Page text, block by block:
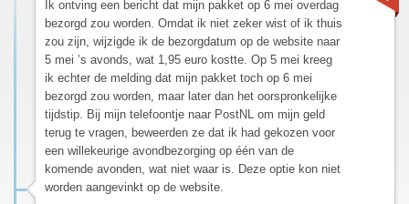
Ik ontving een bericht dat mijn pakket op 6 mei overdag
bezorgd zou worden. Omdat ik niet zeker wist of ik thuis
zou zijn, wijzigde ik de bezorgdatum op de website naar
5 mei ’s avonds, wat 1,95 euro kostte. Op 5 mei kreeg
ik echter de melding dat mijn pakket toch op 6 mei
bezorgd zou worden, maar later dan het oorspronkelijke
tijdstip. Bij mijn telefoontje naar PostNL om mijn geld
terug te vragen, beweerden ze dat ik had gekozen voor
een willekeurige avondbezorging op één van de
komende avonden, wat niet waar is. Deze optie kon niet
worden aangevinkt op de website.